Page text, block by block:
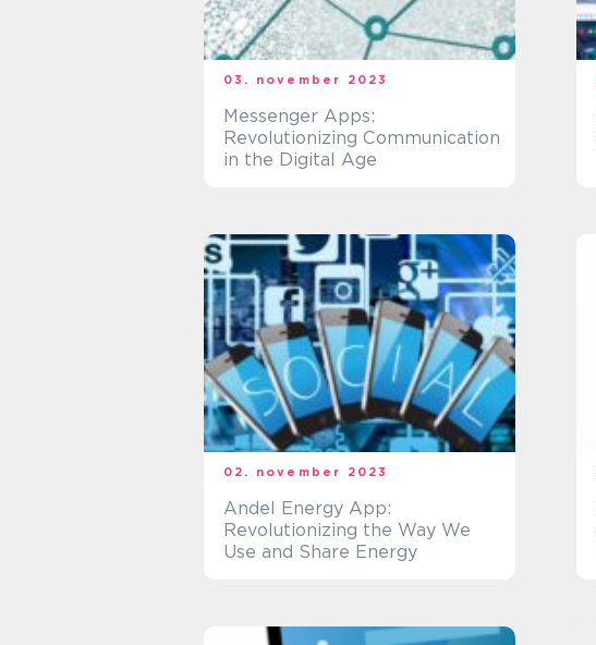
03. november 2023
Messenger Apps:
Revolutionizing Communication
in the Digital Age
02. november 2023
Andel Energy App:
Revolutionizing the Way We
Use and Share Energy